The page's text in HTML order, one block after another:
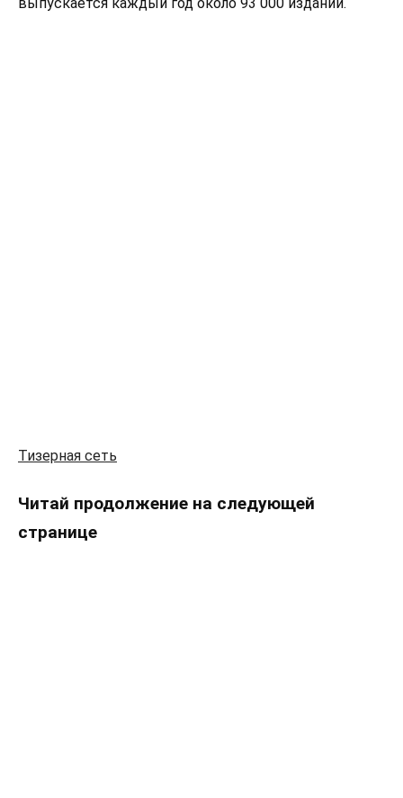
выпускается каждый год около 93 000 изданий.
Тизерная сеть
Читай продолжение на следующей
странице